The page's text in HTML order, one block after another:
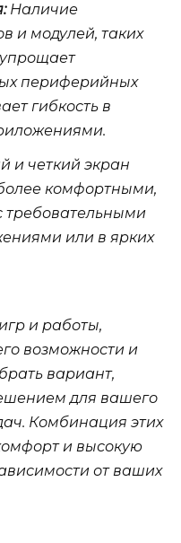
Наличие
и модулей, таких
периферийных
гибкость в
и четкий экран
комфортными,
требовательными
или в ярких
и работы,
возможности и
вариант,
для вашего
Комбинация этих
и высокую
от ваших